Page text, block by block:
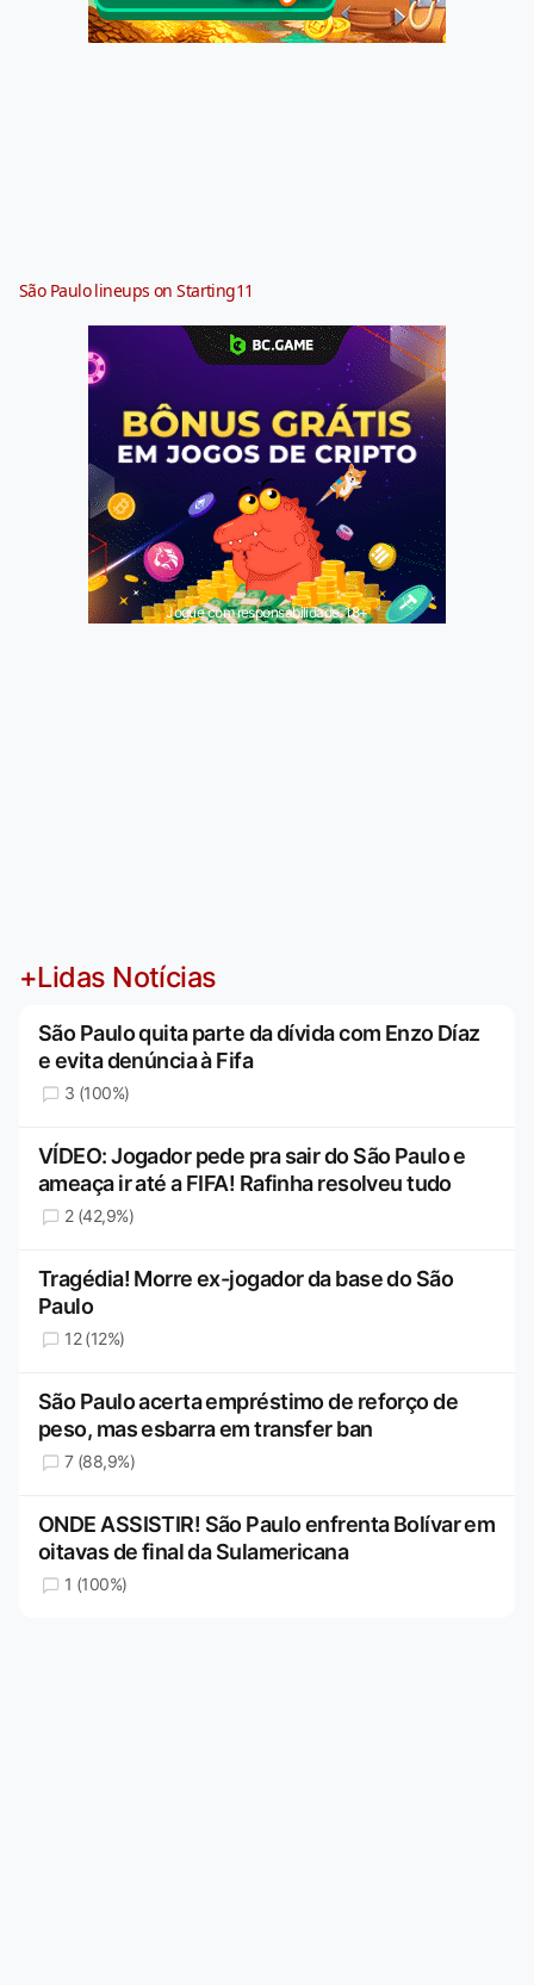
São Paulo lineups on Starting11
Jogue com responsabilidade. 18+
+Lidas Notícias
São Paulo quita parte da dívida com Enzo Díaz
e evita denúncia à Fifa
3 (100%)
VÍDEO: Jogador pede pra sair do São Paulo e
ameaça ir até a FIFA! Rafinha resolveu tudo
2 (42,9%)
Tragédia! Morre ex-jogador da base do São
Paulo
12 (12%)
São Paulo acerta empréstimo de reforço de
peso, mas esbarra em transfer ban
7 (88,9%)
ONDE ASSISTIR! São Paulo enfrenta Bolívar em
oitavas de final da Sulamericana
1 (100%)